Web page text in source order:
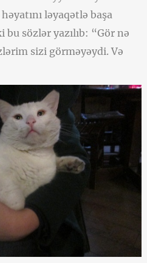
ləyaqətlə başa
sözlər yazılıb: “Gör nə
sizi görməyəydi. Və